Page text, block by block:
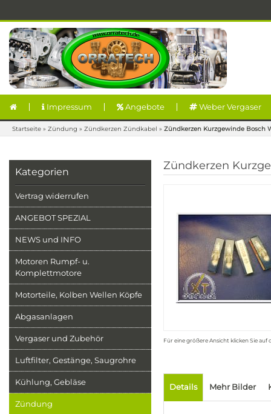
Impressum Angebote Weber Vergaser
Startseite » Zündung » Zündkerzen Zündkabel » Zündkerzen Kurzgewinde Bosch
Kategorien
Vertrag widerrufen
ANGEBOT SPEZIAL
NEWS und INFO
Motoren Rumpf- u.
Komplettmotore
Motorteile, Kolben Wellen Köpfe
Abgasanlagen
Vergaser und Zubehör
Luftfilter, Gestänge, Saugrohre
Kühlung, Gebläse
Zündung
Zündkerzen
Für eine größere Ansicht klicken Sie auf
Details Mehr Bilder